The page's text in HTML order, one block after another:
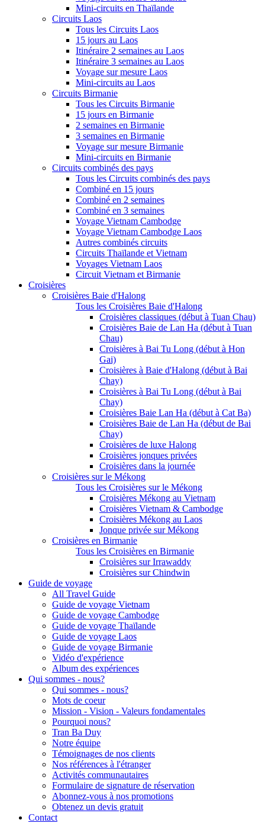
Mini-circuits en Thaïlande
Circuits Laos
Tous les Circuits Laos
15 jours au Laos
Itinéraire 2 semaines au Laos
Itinéraire 3 semaines au Laos
Voyage sur mesure Laos
Mini-circuits au Laos
Circuits Birmanie
Tous les Circuits Birmanie
15 jours en Birmanie
2 semaines en Birmanie
3 semaines en Birmanie
Voyage sur mesure Birmanie
Mini-circuits en Birmanie
Circuits combinés des pays
Tous les Circuits combinés des pays
Combiné en 15 jours
Combiné en 2 semaines
Combiné en 3 semaines
Voyage Vietnam Cambodge
Voyage Vietnam Cambodge Laos
Autres combinés circuits
Circuits Thaïlande et Vietnam
Voyages Vietnam Laos
Circuit Vietnam et Birmanie
Croisières
Croisières Baie d'Halong
Tous les Croisières Baie d'Halong
Croisières classiques (début à Tuan Chau)
Croisières Baie de Lan Ha (début à Tuan
Chau)
Croisières à Bai Tu Long (début à Hon
Gai)
Croisières à Baie d'Halong (début à Bai
Chay)
Croisières à Bai Tu Long (début à Bai
Chay)
Croisières Baie Lan Ha (début à Cat Ba)
Croisières Baie de Lan Ha (début de Bai
Chay)
Croisières de luxe Halong
Croisières jonques privées
Croisières dans la journée
Croisières sur le Mékong
Tous les Croisières sur le Mékong
Croisières Mékong au Vietnam
Croisières Vietnam & Cambodge
Croisières Mékong au Laos
Jonque privée sur Mékong
Croisières en Birmanie
Tous les Croisières en Birmanie
Croisières sur Irrawaddy
Croisières sur Chindwin
Guide de voyage
All Travel Guide
Guide de voyage Vietnam
Guide de voyage Cambodge
Guide de voyage Thaïlande
Guide de voyage Laos
Guide de voyage Birmanie
Vidéo d'expérience
Album des expériences
Qui sommes - nous?
Qui sommes - nous?
Mots de coeur
Mission - Vision - Valeurs fondamentales
Pourquoi nous?
Tran Ba Duy
Notre équipe
Témoignages de nos clients
Nos références à l'étranger
Activités communautaires
Formulaire de signature de réservation
Abonnez-vous à nos promotions
Obtenez un devis gratuit
Contact